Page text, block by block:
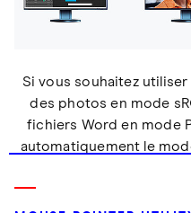
Si vous souhaitez
des photos en mode
fichiers Word en mode
automatiquement le